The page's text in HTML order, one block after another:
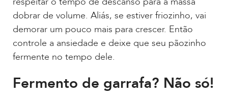
dobrar de volume. Aliás, se estiver friozinho, vai
demorar um pouco mais para crescer. Então
controle a ansiedade e deixe que seu pãozinho
fermente no tempo dele.
Fermento de garrafa? Não só!